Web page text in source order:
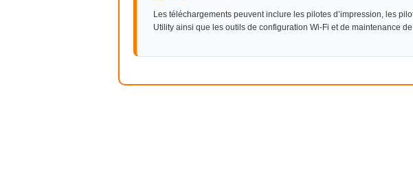
Les téléchargements peuvent inclure les pilotes d’impression, les
Utility ainsi que les outils de configuration Wi-Fi et de maintenance de